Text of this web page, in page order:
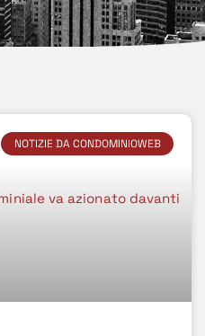
NOTIZIE DA CONDOMINIOWEB